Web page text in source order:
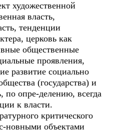
художественной
власть,
тенденции
церковь как
общественные
проявления,
развитие социально
(государства) и
по опре-делению, всегда
к власти.
критического
новными объектами